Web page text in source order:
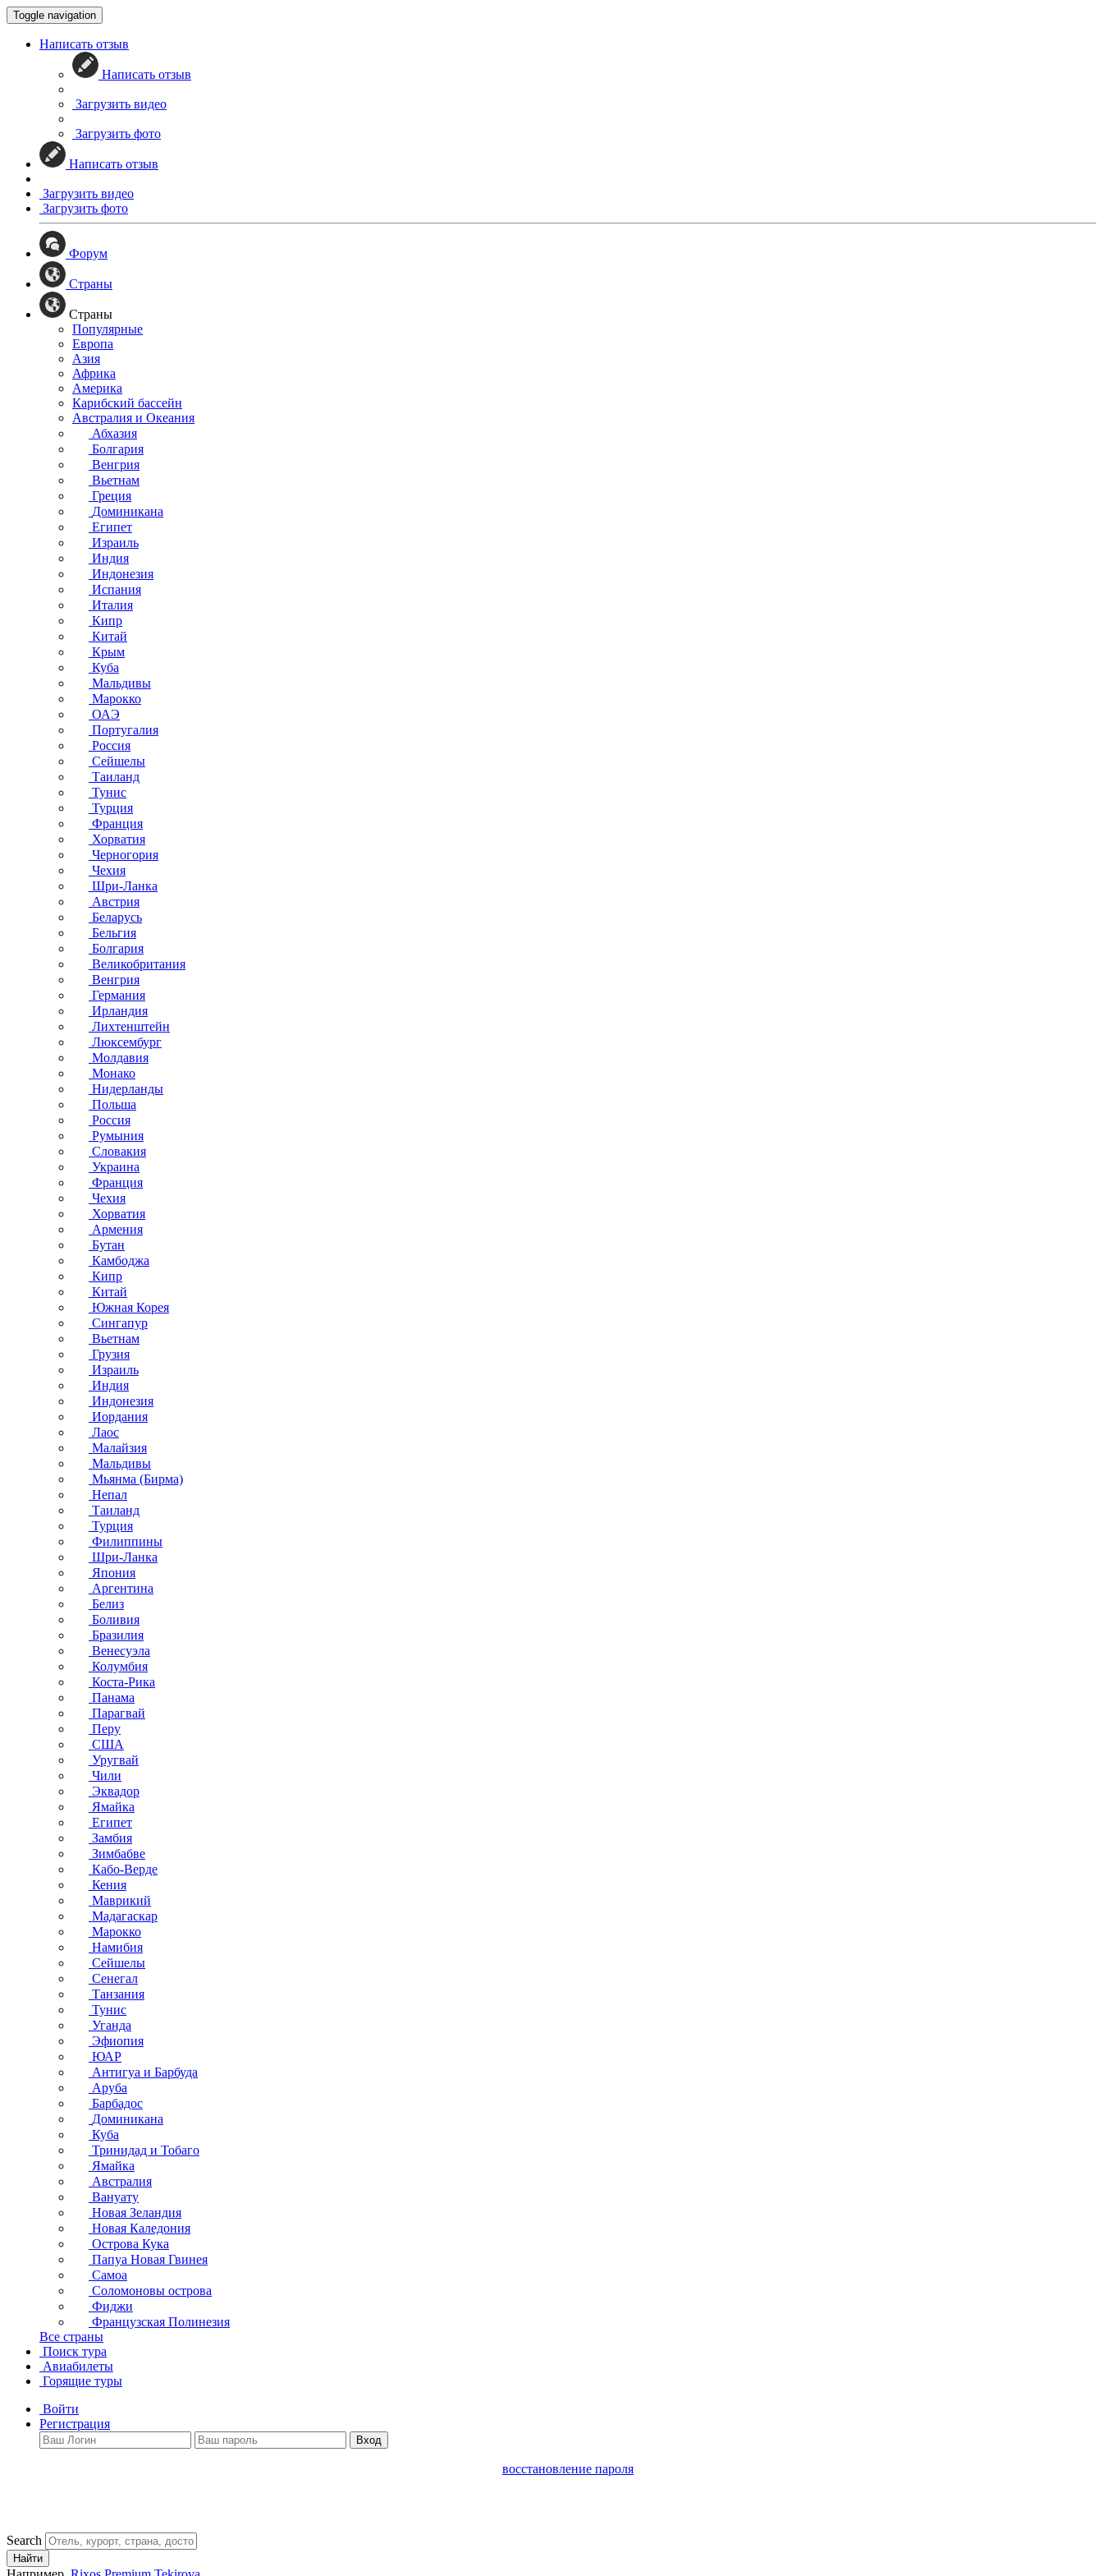
Toggle navigation
Написать отзыв
Написать отзыв
Загрузить видео
Загрузить фото
Написать отзыв
Загрузить видео
Загрузить фото
Форум
Страны
Страны
Популярные
Европа
Азия
Африка
Америка
Карибский бассейн
Австралия и Океания
Абхазия
Болгария
Венгрия
Вьетнам
Греция
Доминикана
Египет
Израиль
Индия
Индонезия
Испания
Италия
Кипр
Китай
Крым
Куба
Мальдивы
Марокко
ОАЭ
Португалия
Россия
Сейшелы
Таиланд
Тунис
Турция
Франция
Хорватия
Черногория
Чехия
Шри-Ланка
Австрия
Беларусь
Бельгия
Болгария
Великобритания
Венгрия
Германия
Ирландия
Лихтенштейн
Люксембург
Молдавия
Монако
Нидерланды
Польша
Россия
Румыния
Словакия
Украина
Франция
Чехия
Хорватия
Армения
Бутан
Камбоджа
Кипр
Китай
Южная Корея
Сингапур
Вьетнам
Грузия
Израиль
Индия
Индонезия
Иордания
Лаос
Малайзия
Мальдивы
Мьянма (Бирма)
Непал
Таиланд
Турция
Филиппины
Шри-Ланка
Япония
Аргентина
Белиз
Боливия
Бразилия
Венесуэла
Колумбия
Коста-Рика
Панама
Парагвай
Перу
США
Уругвай
Чили
Эквадор
Ямайка
Египет
Замбия
Зимбабве
Кабо-Верде
Кения
Маврикий
Мадагаскар
Марокко
Намибия
Сейшелы
Сенегал
Танзания
Тунис
Уганда
Эфиопия
ЮАР
Антигуа и Барбуда
Аруба
Барбадос
Доминикана
Куба
Тринидад и Тобаго
Ямайка
Австралия
Вануату
Новая Зеландия
Новая Каледония
Острова Кука
Папуа Новая Гвинея
Самоа
Соломоновы острова
Фиджи
Французская Полинезия
Все страны
Поиск тура
Авиабилеты
Горящие туры
Войти
Регистрация
Вход
восстановление пароля
Search
Найти